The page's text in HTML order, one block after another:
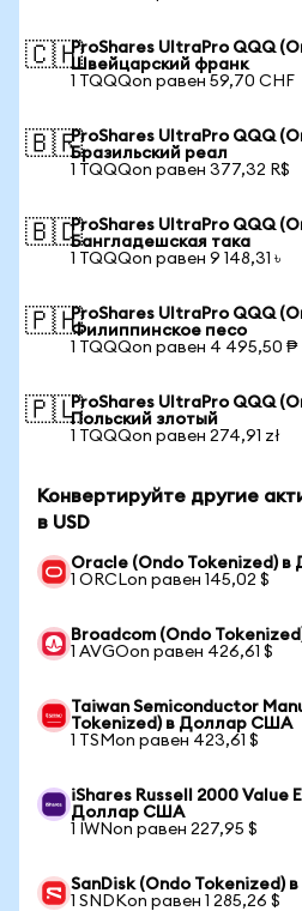
🇨🇭ProShares UltraPro QQQ
Швейцарский франк
1 TQQQon равен 59,70 CHF
🇧🇷ProShares UltraPro QQQ
Бразильский реал
1 TQQQon равен 377,32 R$
🇧🇩ProShares UltraPro QQQ
Бангладешская така
1 TQQQon равен 9 148,31 ৳
🇵🇭ProShares UltraPro QQQ
Филиппинское песо
1 TQQQon равен 4 495,50 ₱
🇵🇱ProShares UltraPro QQQ
Польский злотый
1 TQQQon равен 274,91 zł
Конвертируйте другие
в USD
Oracle (Ondo Tokenized)
1 ORCLon равен 145,02 $
Broadcom (Ondo
1 AVGOon равен 426,61 $
Taiwan Semiconductor
Tokenized) в Доллар США
1 TSMon равен 423,61 $
iShares Russell 2000 Value
Доллар США
1 IWNon равен 227,95 $
SanDisk (Ondo Tokenized)
1 SNDKon равен 1 285,26 $